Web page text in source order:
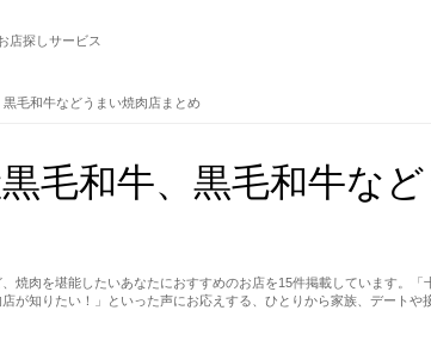
店探しサービス
黒毛和牛などうまい焼肉店まとめ
毛和牛、黒毛和牛な
焼肉を堪能したいあなたにおすすめのお店を15件掲載しています。
が知りたい！」といった声にお応えする、ひとりから家族、デートや